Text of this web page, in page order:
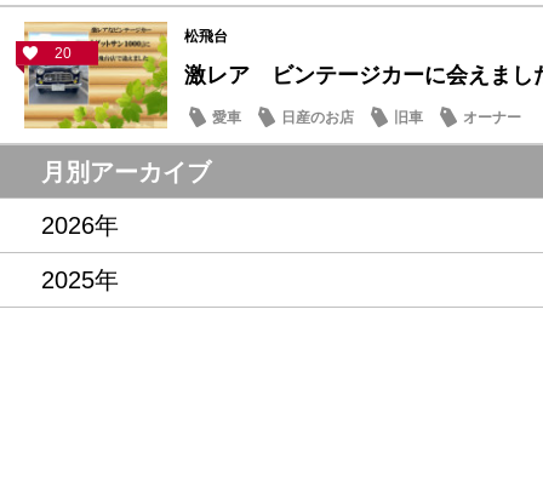
20
松飛台
激レア ビンテージカーに会えまし
愛車 日産のお店 旧車 オーナー
月別アーカイブ
2026年
2025年